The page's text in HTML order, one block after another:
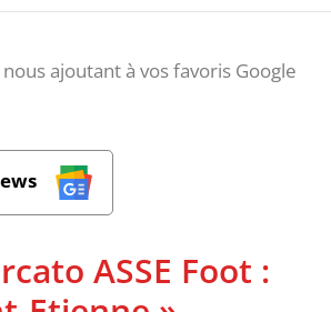
ajoutant à vos favoris Google
ASSE Foot :